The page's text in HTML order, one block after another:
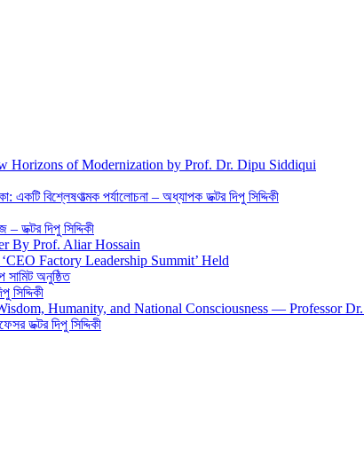
Horizons of Modernization by Prof. Dr. Dipu Siddiqui
একটি বিশ্লেষণাত্মক পর্যালোচনা – অধ্যাপক ডক্টর দিপু সিদ্দিকী
ডক্টর দিপু সিদ্দিকী
By Prof. Aliar Hossain
Factory Leadership Summit’ Held
অনুষ্ঠিত
Humanity, and National Consciousness — Professor
ডক্টর দিপু সিদ্দিকী